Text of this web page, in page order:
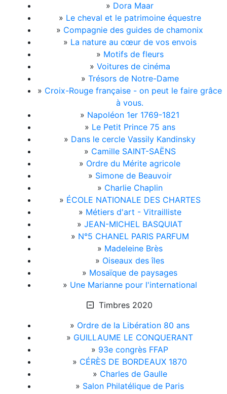
» Dora Maar
» Le cheval et le patrimoine équestre
» Compagnie des guides de chamonix
» La nature au cœur de vos envois
» Motifs de fleurs
» Voitures de cinéma
» Trésors de Notre-Dame
» Croix-Rouge française - on peut le faire grâce
à vous.
» Napoléon 1er 1769-1821
» Le Petit Prince 75 ans
» Dans le cercle Vassily Kandinsky
» Camille SAINT-SAËNS
» Ordre du Mérite agricole
» Simone de Beauvoir
» Charlie Chaplin
» ÉCOLE NATIONALE DES CHARTES
» Métiers d'art - Vitrailliste
» JEAN-MICHEL BASQUIAT
» N°5 CHANEL PARIS PARFUM
» Madeleine Brès
» Oiseaux des îles
» Mosaïque de paysages
» Une Marianne pour l'international
Timbres 2020
» Ordre de la Libération 80 ans
» GUILLAUME LE CONQUERANT
» 93e congrès FFAP
» CÉRÈS DE BORDEAUX 1870
» Charles de Gaulle
» Salon Philatélique de Paris